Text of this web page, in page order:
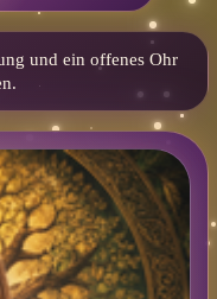
und ein offenes Ohr